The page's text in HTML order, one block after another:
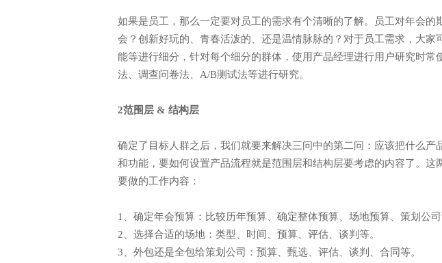
如果是员工，那么一定要对员工的需求有个清晰的了解。员工对年会的
会？创新好玩的、青春活泼的、还是温情脉脉的？对于员工需求，大家
能等进行细分，针对每个细分的群体，使用产品经理进行用户研究时常
法、调查问卷法、A/B测试法等进行研究。
2范围层 & 结构层
确定了目标人群之后，我们就要来解决三问中的第二问：应该把什么产
和功能，要如何设置产品流程就是范围层和结构层要考虑的内容了。这
要做的工作内容：
1、确定年会预算：比较历年预算、确定整体预算、场地预算、策划公司
2、选择合适的场地：类型、时间、预算、评估、谈判等。
3、外包还是全包给策划公司：预算、甄选、评估、谈判、合同等。
电话: 021-34014622
企业售前热线: 400-920-6969